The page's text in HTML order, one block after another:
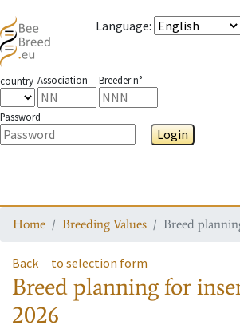
Language:
country Association Breeder n°
Password
Login
Home Breeding Values Breed
Back to selection form
Breed planning for
2026